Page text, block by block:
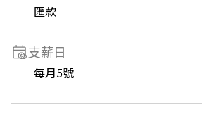
匯款
支薪日
每月5號